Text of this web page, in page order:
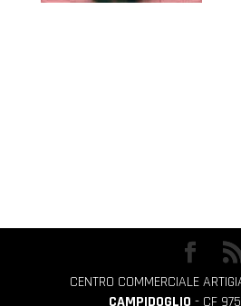
CENTRO COMMERCIALE
CAMPIDOGLIO - CF